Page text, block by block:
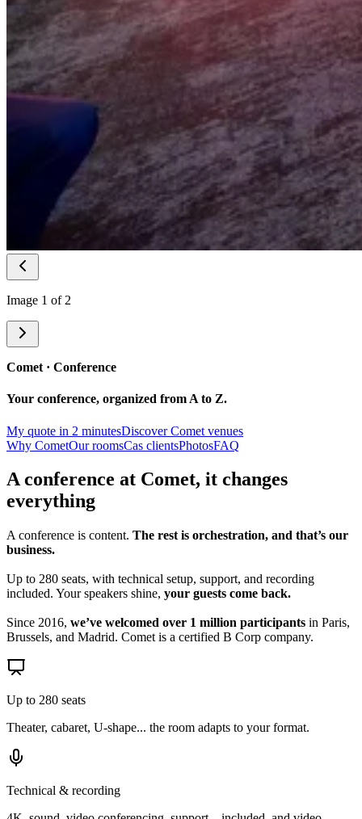
Image 1 of 2
Comet · Conference
Your conference, organized from A to Z.
My quote in 2 minutesDiscover Comet venues
Why CometOur roomsCas clientsPhotosFAQ
A conference at Comet, it changes
everything
A conference is content. The rest is orchestration, and that’s our
business.
Up to 280 seats, with technical setup, support, and recording
included. Your speakers shine, your guests come back.
Since 2016, we’ve welcomed over 1 million participants in Paris,
Brussels, and Madrid. Comet is a certified B Corp company.
Up to 280 seats
Theater, cabaret, U-shape... the room adapts to your format.
Technical & recording